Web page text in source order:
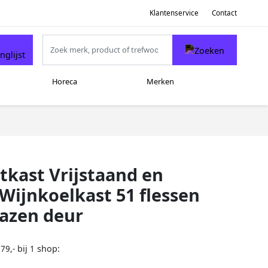
Klantenservice Contact
Horeca Merken
Vrijstaand en
51 flessen
deur
bij 1 shop: